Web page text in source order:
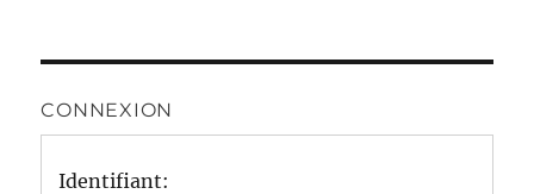
CONNEXION
Identifiant: